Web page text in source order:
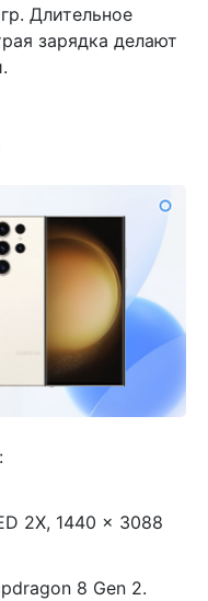
Длительное
зарядка делают
2X, 1440 x 3088
8 Gen 2.